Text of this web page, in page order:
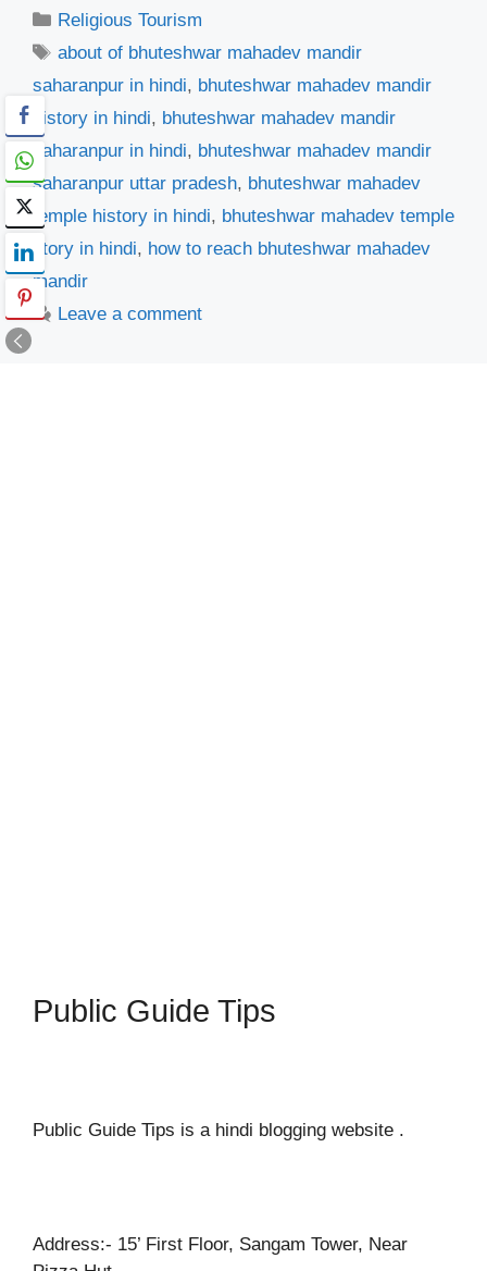
Categories
Religious Tourism
Tags
about of bhuteshwar mahadev mandir
saharanpur in hindi, bhuteshwar mahadev mandir
history in hindi, bhuteshwar mahadev mandir
saharanpur in hindi, bhuteshwar mahadev mandir
saharanpur uttar pradesh, bhuteshwar mahadev
temple history in hindi, bhuteshwar mahadev temple
story in hindi, how to reach bhuteshwar mahadev
mandir
Leave a comment
Public Guide Tips
Public Guide Tips is a hindi blogging website .
Address:- 15’ First Floor, Sangam Tower, Near